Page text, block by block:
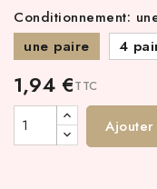
Conditionnement:
une paire
4
1,94 €TTC